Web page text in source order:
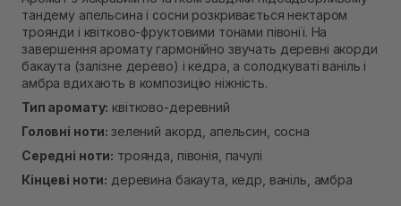
Екватор)
В наявності
тандему апельсина і сосни розкривається нектаром
троянди і квітково-фруктовими тонами півонії. На
завершення аромату гармонійно звучать деревні акорди
бакаута (залізне дерево) і кедра, а солодкуваті ваніль і
амбра вдихають в композицію ніжність.
Тип аромату: квітково-деревний
Головні ноти:зелений акорд, апельсин, сосна
Середні ноти: троянда, півонія, пачулі
Кінцеві ноти: деревина бакаута, кедр, ваніль, амбра